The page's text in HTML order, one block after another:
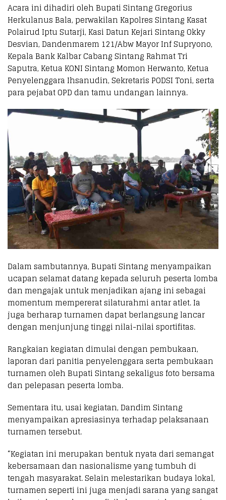
Acara ini dihadiri oleh Bupati Sintang Gregorius
Herkulanus Bala, perwakilan Kapolres Sintang Kasat
Polairud Iptu Sutarji, Kasi Datun Kejari Sintang Okky
Desvian, Dandenmarem 121/Abw Mayor Inf Supryono,
Kepala Bank Kalbar Cabang Sintang Rahmat Tri
Saputra, Ketua KONI Sintang Momon Herwanto, Ketua
Penyelenggara Ihsanudin, Sekretaris PODSI Toni, serta
para pejabat OPD dan tamu undangan lainnya.
Dalam sambutannya, Bupati Sintang menyampaikan
ucapan selamat datang kepada seluruh peserta lomba
dan mengajak untuk menjadikan ajang ini sebagai
momentum mempererat silaturahmi antar atlet. Ia
juga berharap turnamen dapat berlangsung lancar
dengan menjunjung tinggi nilai-nilai sportifitas.
Rangkaian kegiatan dimulai dengan pembukaan,
laporan dari panitia penyelenggara serta pembukaan
turnamen oleh Bupati Sintang sekaligus foto bersama
dan pelepasan peserta lomba.
Sementara itu, usai kegiatan, Dandim Sintang
menyampaikan apresiasinya terhadap pelaksanaan
turnamen tersebut.
“Kegiatan ini merupakan bentuk nyata dari semangat
kebersamaan dan nasionalisme yang tumbuh di
tengah masyarakat. Selain melestarikan budaya lokal,
turnamen seperti ini juga menjadi sarana yang sangat